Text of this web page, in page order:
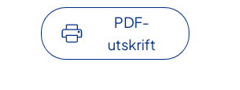
PDF-
utskrift